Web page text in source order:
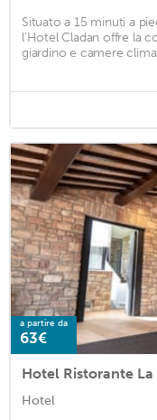
Situato a 15 minuti a
l'Hotel Cladan offre la
giardino e camere
a partire da
63€
Hotel Ristorante La
Hotel